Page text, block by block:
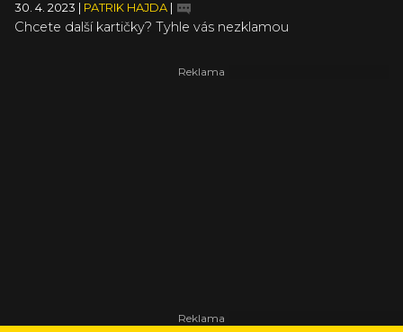
30. 4. 2023 PATRIK HAJDA
Chcete další kartičky? Tyhle vás nezklamou